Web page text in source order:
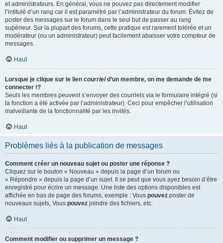
et administrateurs. En général, vous ne pouvez pas directement modifier
l’intitulé d’un rang car il est paramétré par l’administrateur du forum. Évitez de
poster des messages sur le forum dans le seul but de passer au rang
supérieur. Sur la plupart des forums, cette pratique est rarement tolérée et un
modérateur (ou un administrateur) peut facilement abaisser votre compteur de
messages.
Haut
Lorsque je clique sur le lien courrield’un membre, on me demande de me
connecter !?
Seuls les membres peuvent s’envoyer des courriels via le formulaire intégré (si
la fonction a été activée par l’administrateur). Ceci pour empêcher l’utilisation
malveillante de la fonctionnalité par les invités.
Haut
Problèmes liés à la publication de messages
Comment créer un nouveau sujet ou poster une réponse ?
Cliquez sur le bouton « Nouveau » depuis la page d’un forum ou
« Répondre » depuis la page d’un sujet. Il se peut que vous ayez besoin d’être
enregistré pour écrire un message. Une liste des options disponibles est
affichée en bas de page des forums, exemple : Vous pouvez poster de
nouveaux sujets, Vous pouvez joindre des fichiers, etc.
Haut
Comment modifier ou supprimer un message ?